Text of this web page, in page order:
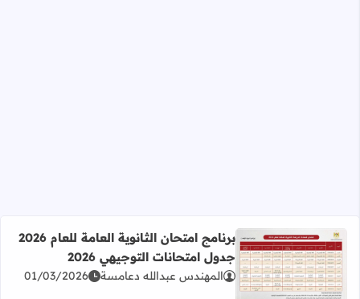
اقرأ المزيد عن برنامج امتحان الثانوية العامة للعام 2026 جدول امتحانات التوجيهي 2026
برنامج امتحان الثانوية العامة للعام 2026
جدول امتحانات التوجيهي 2026
المهندس عبدالله دعامسة 01/03/2026